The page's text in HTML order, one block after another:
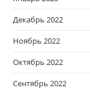
Декабрь 2022
Ноябрь 2022
Октябрь 2022
Сентябрь 2022